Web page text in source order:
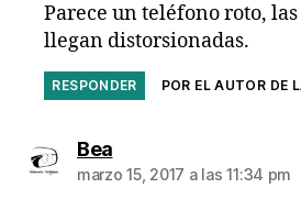
Parece un teléfono roto,
llegan distorsionadas.
RESPONDER POR EL AUTOR DE
Beadice:
marzo 15, 2017 a las 11:34 pm